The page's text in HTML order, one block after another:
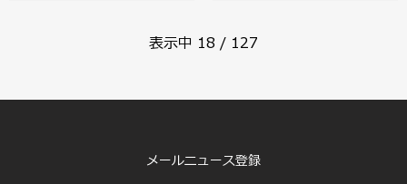
表示中 18 / 127
メールニュース登録